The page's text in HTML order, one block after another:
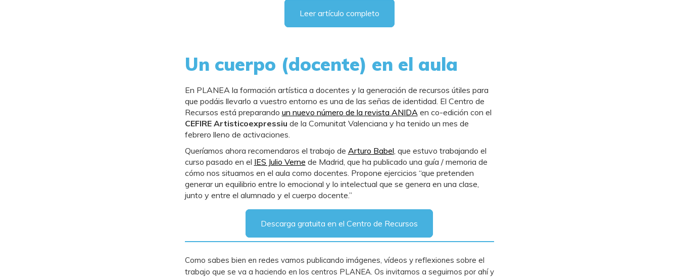
Leer artículo completo
Un cuerpo (docente) en el aula
En PLANEA la formación artística a docentes y la generación de recursos útiles para
que podáis llevarlo a vuestro entorno es una de las señas de identidad. El Centro de
Recursos está preparando un nuevo número de la revista ANIDAen co-edición con el
CEFIRE Artisticoexpressiu de la Comunitat Valenciana y ha tenido un mes de
febrero lleno de activaciones.
Queríamos ahora recomendaros el trabajo de Arturo Babel, que estuvo trabajando el
curso pasado en el IES Julio Verne de Madrid, que ha publicado una guía / memoria de
cómo nos situamos en el aula como docentes. Propone ejercicios “que pretenden
generar un equilibrio entre lo emocional y lo intelectual que se genera en una clase,
junto y entre el alumnado y el cuerpo docente.”
Descarga gratuita en el Centro de Recursos
Como sabes bien en redes vamos publicando imágenes, vídeos y reflexiones sobre el
trabajo que se va a haciendo en los centros PLANEA. Os invitamos a seguirnos por ahí y